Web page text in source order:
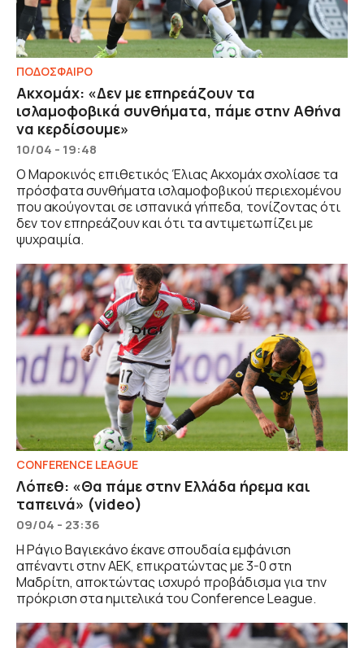
ΠΟΔΟΣΦΑΙΡΟ
Ακχομάχ: «Δεν με επηρεάζουν τα
ισλαμοφοβικά συνθήματα, πάμε στην Αθήνα
να κερδίσουμε»
10/04 - 19:48
Ο Μαροκινός επιθετικός Έλιας Ακχομάχ σχολίασε τα
πρόσφατα συνθήματα ισλαμοφοβικού περιεχομένου
που ακούγονται σε ισπανικά γήπεδα, τονίζοντας ότι
δεν τον επηρεάζουν και ότι τα αντιμετωπίζει με
ψυχραιμία.
CONFERENCE LEAGUE
Λόπεθ: «Θα πάμε στην Ελλάδα ήρεμα και
ταπεινά» (video)
09/04 - 23:36
Η Ράγιο Βαγιεκάνο έκανε σπουδαία εμφάνιση
απέναντι στην ΑΕΚ, επικρατώντας με 3-0 στη
Μαδρίτη, αποκτώντας ισχυρό προβάδισμα για την
πρόκριση στα ημιτελικά του Conference League.